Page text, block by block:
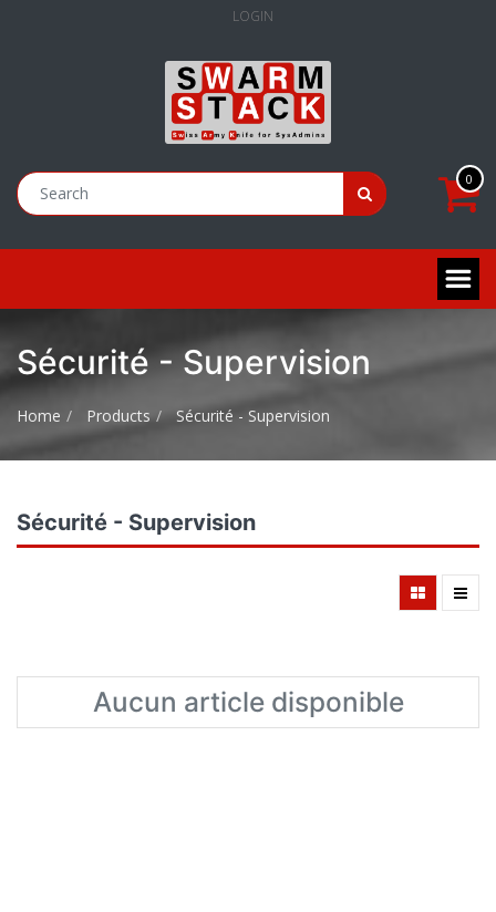
LOGIN
0
Sécurité - Supervision
Home Products Sécurité - Supervision
Sécurité - Supervision
Aucun article disponible